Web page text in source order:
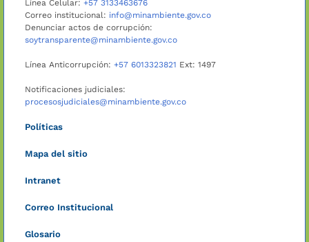
Línea Celular: +57 3133463676
Correo institucional: info@minambiente.gov.co
Denunciar actos de corrupción:
soytransparente@minambiente.gov.co
Línea Anticorrupción: +57 6013323821 Ext: 1497
Notificaciones judiciales:
procesosjudiciales@minambiente.gov.co
Políticas
Mapa del sitio
Intranet
Correo Institucional
Glosario